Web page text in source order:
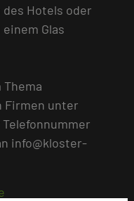
des Hotels oder
Glas
Firmen unter
info@kloster-